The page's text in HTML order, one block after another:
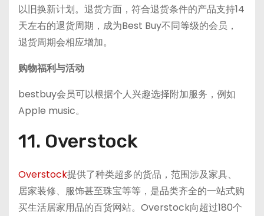
以旧换新计划。退货方面，符合退货条件的产品支持14
天左右的退货周期，成为Best Buy不同等级的会员，
退货周期会相应增加。
购物福利与活动
bestbuy会员可以根据个人兴趣选择附加服务，例如
Apple music。
11. Overstock
Overstock提供了种类超多的货品，范围涉及家具、
居家装修、服饰甚至珠宝等等，是品类齐全的一站式购
买生活居家用品的百货网站。Overstock向超过180个